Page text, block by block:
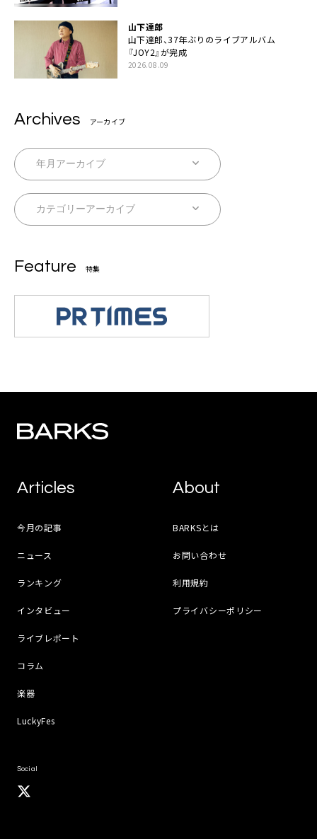
山下達郎
山下達郎、37年ぶりのライブアルバム
『JOY2』が完成
2026.08.09
Archives アーカイブ
Feature 特集
Articles
今月の記事
ニュース
ランキング
インタビュー
ライブレポート
コラム
楽器
LuckyFes
About
BARKSとは
お問い合わせ
利用規約
プライバシーポリシー
Social